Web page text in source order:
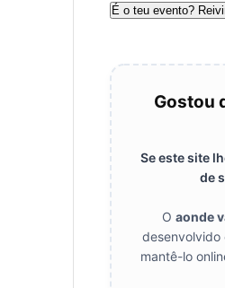
É o teu evento?
Gostou
Se este site
de
O aonde
desenvolvido
mantê-lo